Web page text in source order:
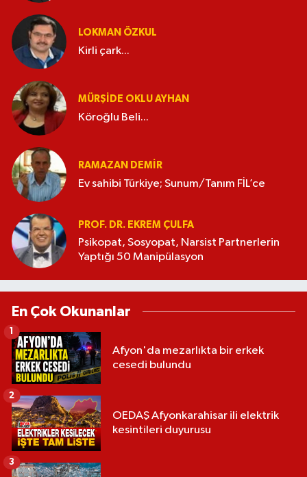
LOKMAN ÖZKUL
Kirli çark...
MÜRŞIDE OKLU AYHAN
Köroğlu Beli...
RAMAZAN DEMİR
Ev sahibi Türkiye; Sunum/Tanım FİL’ce
PROF. DR. EKREM ÇULFA
Psikopat, Sosyopat, Narsist Partnerlerin
Yaptığı 50 Manipülasyon
En Çok Okunanlar
Afyon'da mezarlıkta bir erkek
cesedi bulundu
1
OEDAŞ Afyonkarahisar ili elektrik
kesintileri duyurusu
2
3